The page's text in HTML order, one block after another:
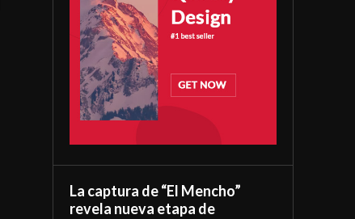
La captura de “El Mencho”
revela nueva etapa de